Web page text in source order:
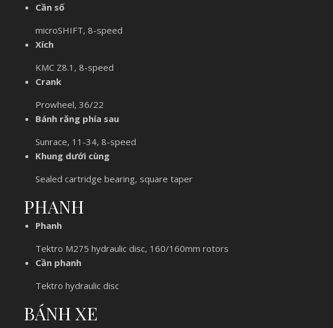
Cần số
microSHIFT, 8-speed
Xích
KMC Z8.1, 8-speed
Crank
Prowheel, 36/22
Bánh răng phía sau
Sunrace, 11-34, 8-speed
Khung dưới cùng
Sealed cartridge bearing, square taper
PHANH
Phanh
Tektro M275 hydraulic disc, 160/160mm rotors
Cần phanh
Tektro hydraulic disc
BÁNH XE